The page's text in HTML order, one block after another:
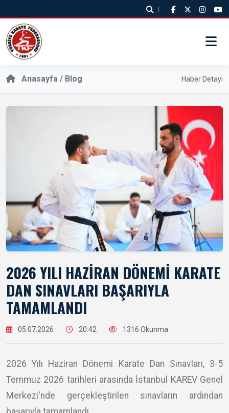
|
Anasayfa / Blog Haber Detayı
2026 YILI HAZİRAN DÖNEMİ KARATE
DAN SINAVLARI BAŞARIYLA
TAMAMLANDI
05.07.2026 20:42 1316 Okunma
2026 Yılı Haziran Dönemi Karate Dan Sınavları, 3-5
Temmuz 2026 tarihleri arasında İstanbul KAREV Genel
Merkezi'nde gerçekleştirilen sınavların ardından